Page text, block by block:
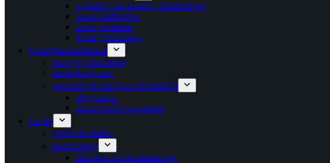
segmenty szlifierskie i diamentowe
tarcze szlifierskie
tarcze polerskie
dyski groszkujące
Narzędzia brukarskie
maszyny brukarskie
narzędzia ręczne
akcesoria do narzędzi brukarskich
płyty ssące
ostrza i noże wymienne
Części
części do silnika
akumulatory
akcesoria do akumulatorów